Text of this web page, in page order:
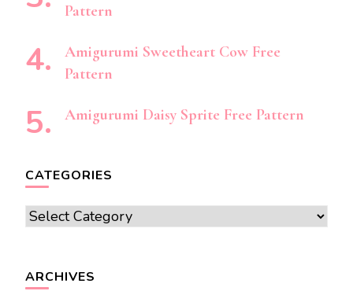
Pattern
Amigurumi Sweetheart Cow Free
Pattern
Amigurumi Daisy Sprite Free Pattern
CATEGORIES
Categories
ARCHIVES